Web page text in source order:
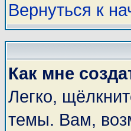
Вернуться к
Как мне
Легко,
темы. Вам,